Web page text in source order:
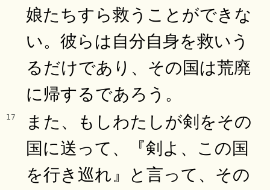
娘たちすら救うことができな
い。彼らは自分自身を救いう
るだけであり、その国は荒廃
に帰するであろう。
17
また、もしわたしが剣をその
国に送って、『剣よ、この国
を行き巡れ』と言って、その